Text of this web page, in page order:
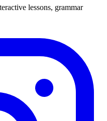
lessons, grammar